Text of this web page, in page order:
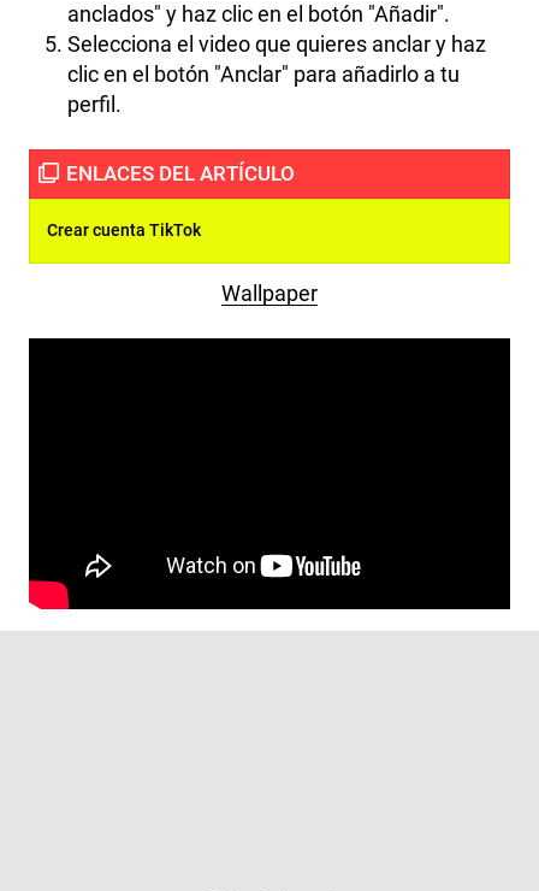
anclados" y haz clic en el botón "Añadir".
Selecciona el video que quieres anclar y haz
clic en el botón "Anclar" para añadirlo a tu
perfil.
Crear cuenta TikTok
Wallpaper